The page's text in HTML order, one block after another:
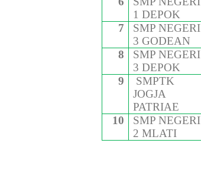
1 DEPOK
7
SMP NEGERI
3 GODEAN
8
SMP NEGERI
3 DEPOK
9
SMPTK
JOGJA
PATRIAE
10
SMP NEGERI
2 MLATI